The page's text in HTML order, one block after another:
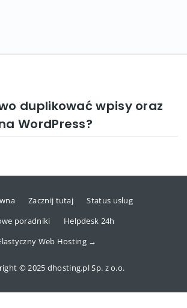
duplikować wpisy oraz
WordPress?
Zacznij tutaj
Status usług
poradniki
Helpdesk 24h
Web Hosting →
© 2025 dhosting.pl Sp. z o.o.